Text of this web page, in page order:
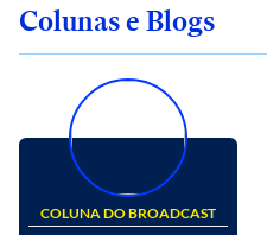
Colunas e Blogs
COLUNA DO BROADCAST